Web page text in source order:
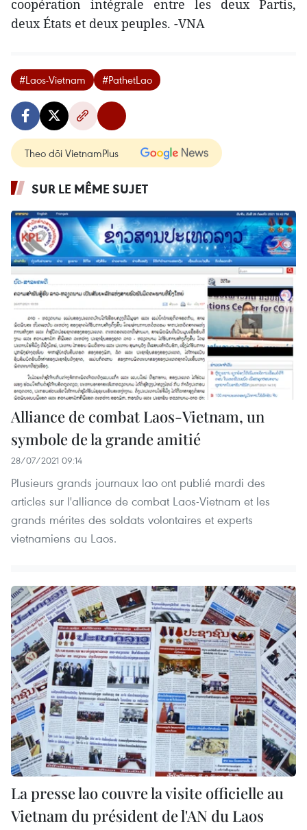
coopération intégrale entre les deux Partis,
deux États et deux peuples. -VNA
#Laos-Vietnam #PathetLao
Theo dõi VietnamPlus
SUR LE MÊME SUJET
Alliance de combat Laos-Vietnam, un
symbole de la grande amitié
28/07/2021 09:14
Plusieurs grands journaux lao ont publié mardi des
articles sur l'alliance de combat Laos-Vietnam et les
grands mérites des soldats volontaires et experts
vietnamiens au Laos.
La presse lao couvre la visite officielle au
Vietnam du président de l'AN du Laos